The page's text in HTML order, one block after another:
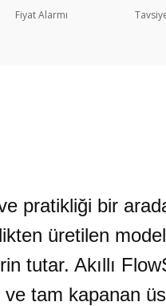
Fiyat Alarmı
pratikliği bir
üretilen
tutar. Akıllı
tam kapanan